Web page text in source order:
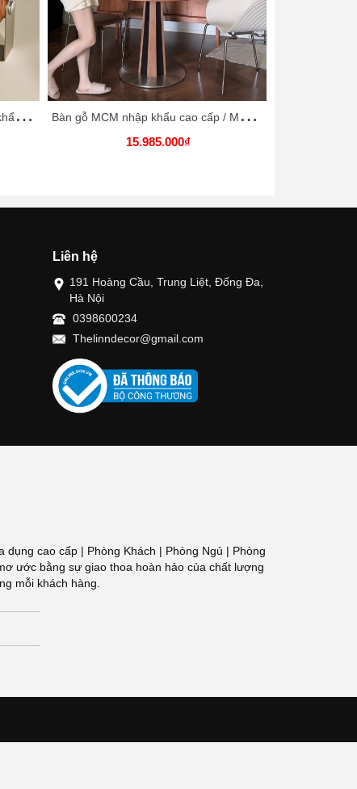
Đ
ồng hồ để bàn gỗ Gidinka nhập khẩu cao cấp / Gidinka Desk Clock B
àn gỗ MCM nhập khẩu cao cấp / MCM Table
15.985.000₫
Liên hệ
191 Hoàng Cầu, Trung Liệt, Đống Đa,
Hà Nội
0398600234
Thelinndecor@gmail.com
cao cấp | Phòng Khách | Phòng Ngủ | Phòng
ước bằng sự giao thoa hoàn hảo của chất lượng
mỗi khách hàng.